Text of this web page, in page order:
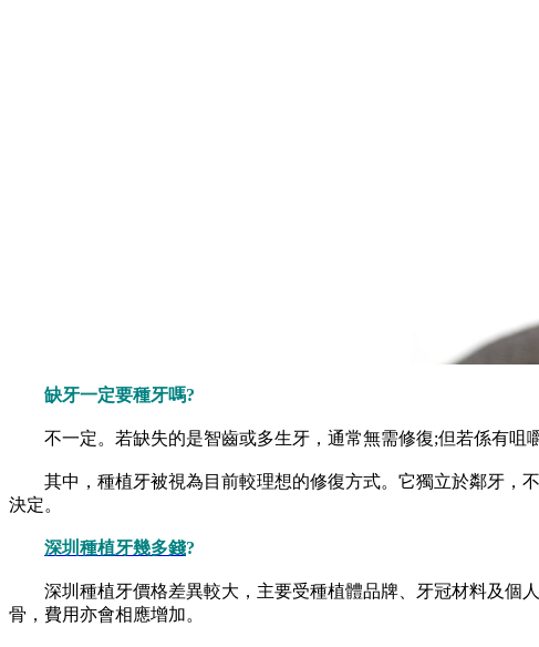
缺牙一定要種牙嗎?
不一定。若缺失的是智齒或多生牙，通常無需修復;但若係有咀
其中，種植牙被視為目前較理想的修復方式。它獨立於鄰牙，不
決定。
深圳種植牙幾多錢?
深圳種植牙價格差異較大，主要受種植體品牌、牙冠材料及個人
骨，費用亦會相應增加。